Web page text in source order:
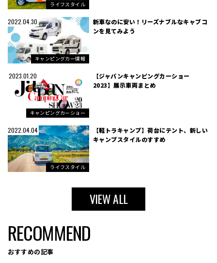
ライフスタイル
2022.04.30
キャンピングカー情報
新車なのに安い！リーズナブルなキャブコ
ンを見てみよう
2023.01.20
キャンピングカーショー
【ジャパンキャンピングカーショー
2023】展示車両まとめ
2022.04.04
ライフスタイル
【軽トラキャンプ】荷台にテント、新しい
キャンプスタイルのすすめ
VIEW ALL
RECOMMEND
おすすめの記事